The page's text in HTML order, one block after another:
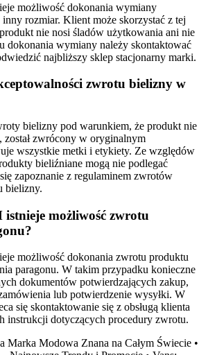
możliwość dokonania wymiany
rozmiar. Klient może skorzystać z tej
nie nosi śladów użytkowania ani nie
dokonania wymiany należy skontaktować
najbliższy sklep stacjonarny marki.
zwrotu bielizny w
bielizny pod warunkiem, że produkt nie
zwrócony w oryginalnym
wszystkie metki i etykiety. Ze względów
bieliźniane mogą nie podlegać
zapoznanie z regulaminem zwrotów
bielizny.
możliwość zwrotu
możliwość dokonania zwrotu produktu
paragonu. W takim przypadku konieczne
dokumentów potwierdzających zakup,
lub potwierdzenie wysyłki. W
się skontaktowanie się z obsługą klienta
instrukcji dotyczących procedury zwrotu.
Marka Modowa Znana na Całym Świecie •